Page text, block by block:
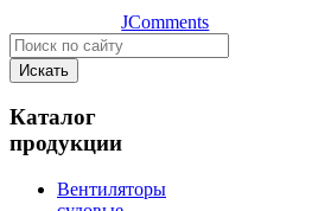
JComments
Искать
Каталог
продукции
Вентиляторы